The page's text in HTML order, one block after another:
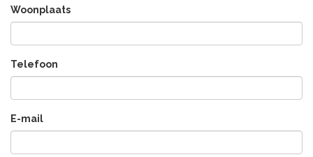
Woonplaats
Telefoon
E-mail